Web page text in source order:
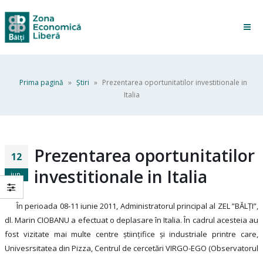
Prima pagină » Ştiri » Prezentarea oportunitatilor investitionale in
Italia
12
iun.
Prezentarea oportunitatilor
investitionale in Italia
În perioada 08-11 iunie 2011, Administratorul principal al ZEL ”BĂLȚI”,
dl. Marin CIOBANU a efectuat o deplasare în Italia. În cadrul acesteia au
fost vizitate mai multe centre științifice și industriale printre care,
Univesrsitatea din Pizza, Centrul de cercetări VIRGO-EGO (Observatorul